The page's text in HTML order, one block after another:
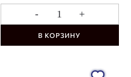
- +
В КОРЗИНУ